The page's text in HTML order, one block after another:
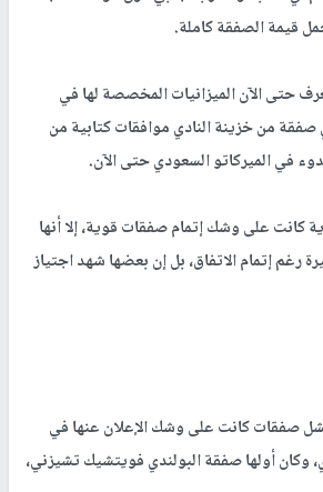
قيمة الصفقة كاملة.
حتى الآن الميزانيات المخصصة لها في
صفقة من خزينة النادي موافقات كتابية من
في الميركاتو السعودي حتى الآن.
كانت على وشك إتمام صفقات قوية، إلا أنها
رغم إتمام الاتفاق، بل إن بعضها شهد اجتياز
صفقات كانت على وشك الإعلان عنها في
وكان أولها صفقة البولندي فويتشيك تشيزني،